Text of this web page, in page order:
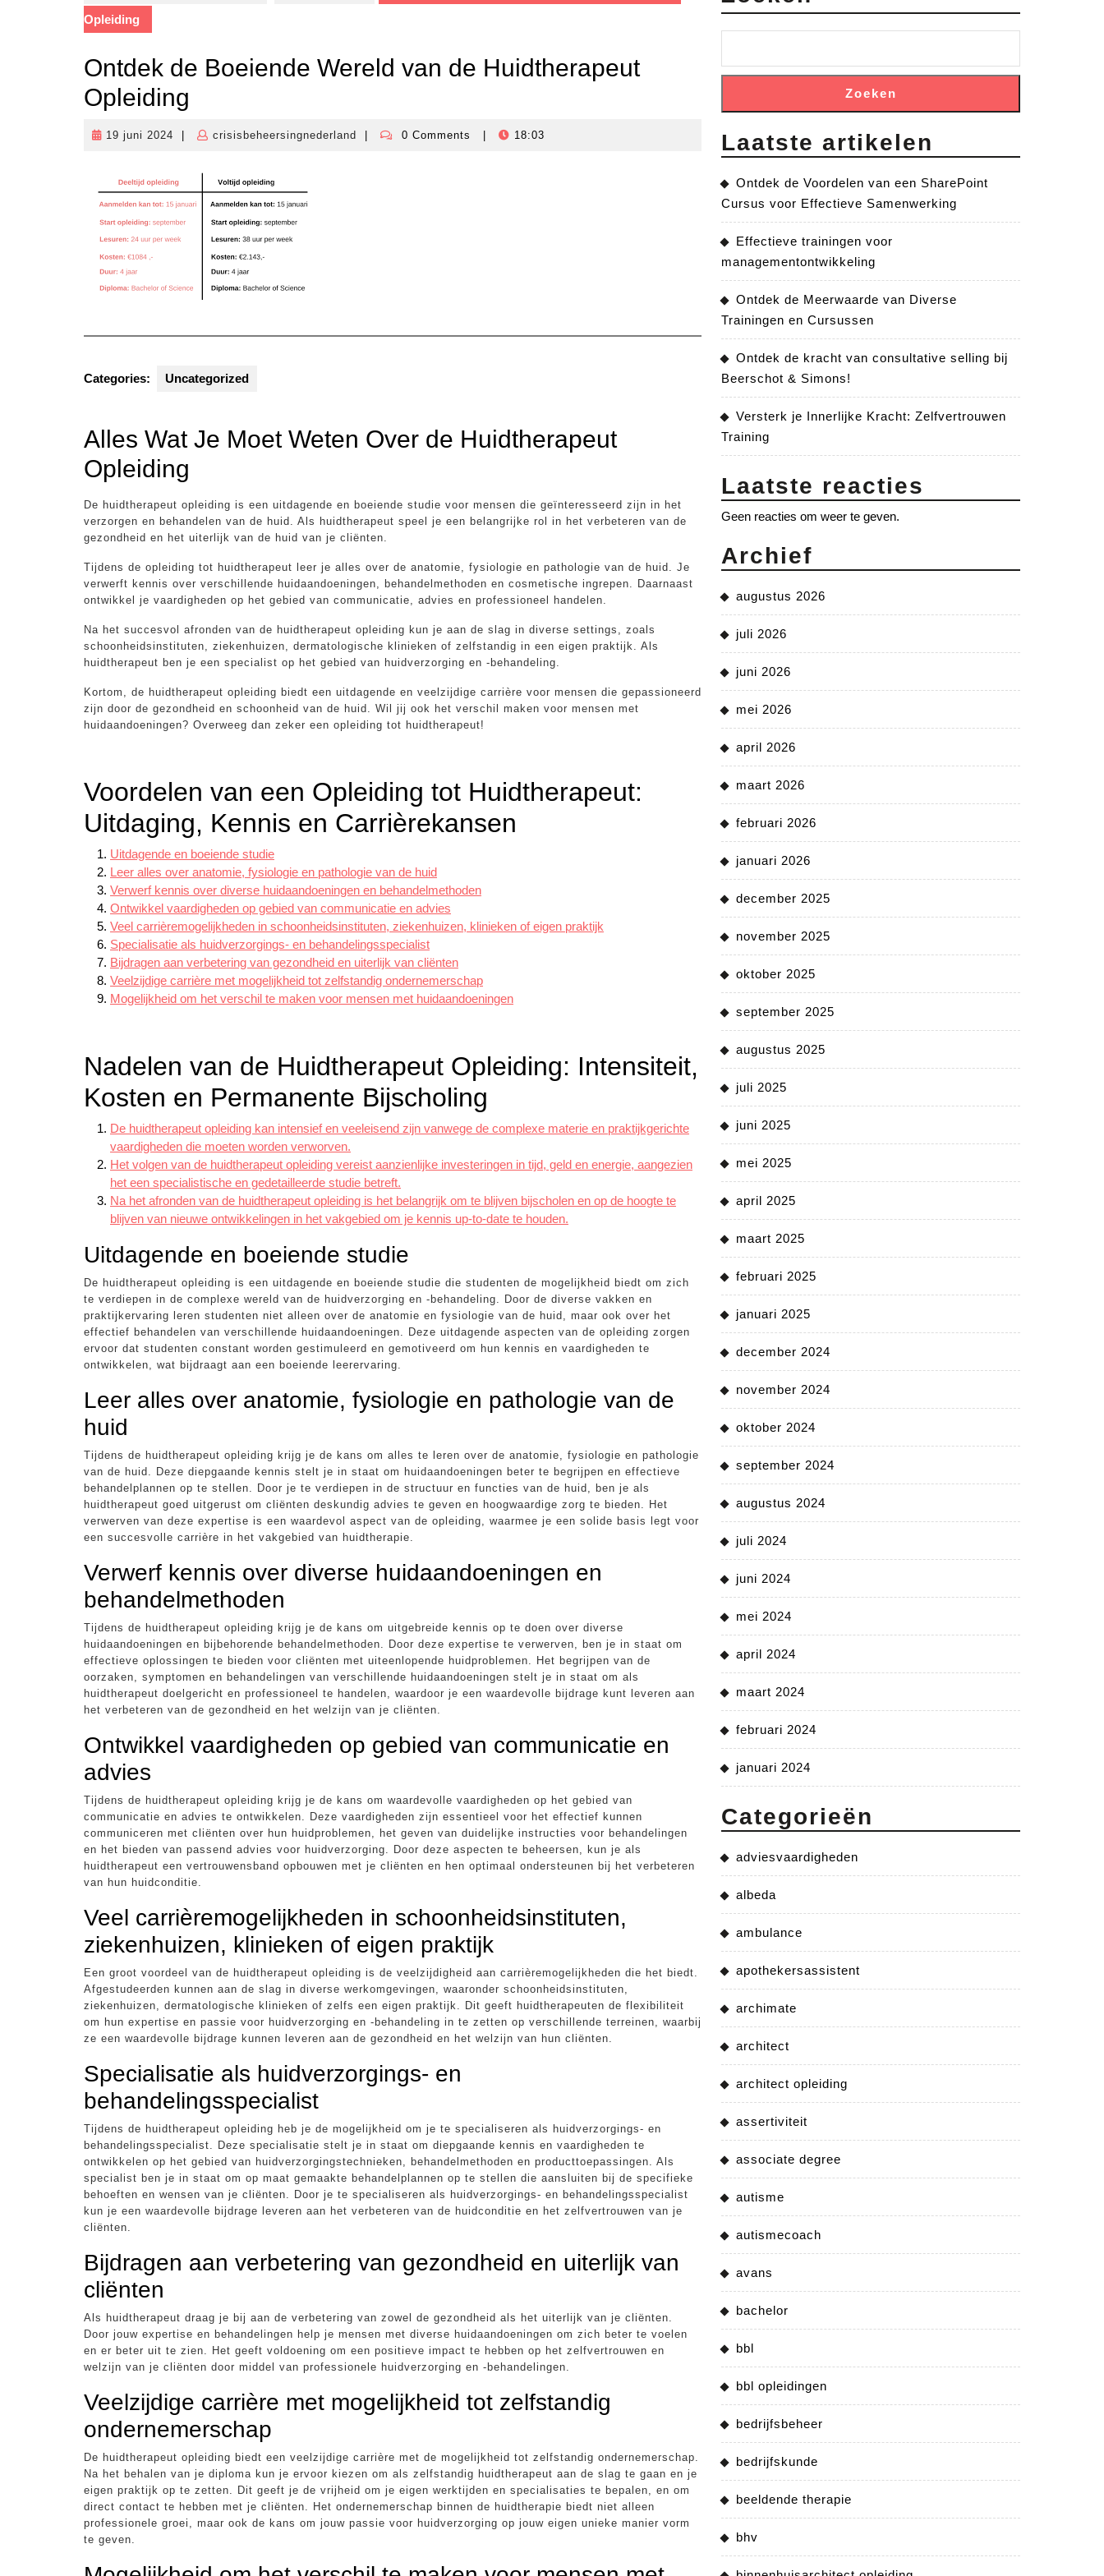
Opleiding
Ontdek de Boeiende Wereld van de Huidtherapeut
Opleiding
19 juni 2024
19
crisisbeheersingnederland
crisisbeheersingnederland
0 Comments 18:03
Categories: Uncategorized
Alles Wat Je Moet Weten Over de Huidtherapeut
Opleiding
De huidtherapeut opleiding is een uitdagende en boeiende studie voor mensen die geïnteresseerd zijn in het
verzorgen en behandelen van de huid. Als huidtherapeut speel je een belangrijke rol in het verbeteren van de
gezondheid en het uiterlijk van de huid van je cliënten.
Tijdens de opleiding tot huidtherapeut leer je alles over de anatomie, fysiologie en pathologie van de huid. Je
verwerft kennis over verschillende huidaandoeningen, behandelmethoden en cosmetische ingrepen. Daarnaast
ontwikkel je vaardigheden op het gebied van communicatie, advies en professioneel handelen.
Na het succesvol afronden van de huidtherapeut opleiding kun je aan de slag in diverse settings, zoals
schoonheidsinstituten, ziekenhuizen, dermatologische klinieken of zelfstandig in een eigen praktijk. Als
huidtherapeut ben je een specialist op het gebied van huidverzorging en -behandeling.
Kortom, de huidtherapeut opleiding biedt een uitdagende en veelzijdige carrière voor mensen die gepassioneerd
zijn door de gezondheid en schoonheid van de huid. Wil jij ook het verschil maken voor mensen met
huidaandoeningen? Overweeg dan zeker een opleiding tot huidtherapeut!
Voordelen van een Opleiding tot Huidtherapeut:
Uitdaging, Kennis en Carrièrekansen
Uitdagende en boeiende studie
Leer alles over anatomie, fysiologie en pathologie van de huid
Verwerf kennis over diverse huidaandoeningen en behandelmethoden
Ontwikkel vaardigheden op gebied van communicatie en advies
Veel carrièremogelijkheden in schoonheidsinstituten, ziekenhuizen, klinieken of eigen praktijk
Specialisatie als huidverzorgings- en behandelingsspecialist
Bijdragen aan verbetering van gezondheid en uiterlijk van cliënten
Veelzijdige carrière met mogelijkheid tot zelfstandig ondernemerschap
Mogelijkheid om het verschil te maken voor mensen met huidaandoeningen
Nadelen van de Huidtherapeut Opleiding: Intensiteit,
Kosten en Permanente Bijscholing
De huidtherapeut opleiding kan intensief en veeleisend zijn vanwege de complexe materie en praktijkgerichte
vaardigheden die moeten worden verworven.
Het volgen van de huidtherapeut opleiding vereist aanzienlijke investeringen in tijd, geld en energie, aangezien
het een specialistische en gedetailleerde studie betreft.
Na het afronden van de huidtherapeut opleiding is het belangrijk om te blijven bijscholen en op de hoogte te
blijven van nieuwe ontwikkelingen in het vakgebied om je kennis up-to-date te houden.
Uitdagende en boeiende studie
De huidtherapeut opleiding is een uitdagende en boeiende studie die studenten de mogelijkheid biedt om zich
te verdiepen in de complexe wereld van de huidverzorging en -behandeling. Door de diverse vakken en
praktijkervaring leren studenten niet alleen over de anatomie en fysiologie van de huid, maar ook over het
effectief behandelen van verschillende huidaandoeningen. Deze uitdagende aspecten van de opleiding zorgen
ervoor dat studenten constant worden gestimuleerd en gemotiveerd om hun kennis en vaardigheden te
ontwikkelen, wat bijdraagt aan een boeiende leerervaring.
Leer alles over anatomie, fysiologie en pathologie van de
huid
Tijdens de huidtherapeut opleiding krijg je de kans om alles te leren over de anatomie, fysiologie en pathologie
van de huid. Deze diepgaande kennis stelt je in staat om huidaandoeningen beter te begrijpen en effectieve
behandelplannen op te stellen. Door je te verdiepen in de structuur en functies van de huid, ben je als
huidtherapeut goed uitgerust om cliënten deskundig advies te geven en hoogwaardige zorg te bieden. Het
verwerven van deze expertise is een waardevol aspect van de opleiding, waarmee je een solide basis legt voor
een succesvolle carrière in het vakgebied van huidtherapie.
Verwerf kennis over diverse huidaandoeningen en
behandelmethoden
Tijdens de huidtherapeut opleiding krijg je de kans om uitgebreide kennis op te doen over diverse
huidaandoeningen en bijbehorende behandelmethoden. Door deze expertise te verwerven, ben je in staat om
effectieve oplossingen te bieden voor cliënten met uiteenlopende huidproblemen. Het begrijpen van de
oorzaken, symptomen en behandelingen van verschillende huidaandoeningen stelt je in staat om als
huidtherapeut doelgericht en professioneel te handelen, waardoor je een waardevolle bijdrage kunt leveren aan
het verbeteren van de gezondheid en het welzijn van je cliënten.
Ontwikkel vaardigheden op gebied van communicatie en
advies
Tijdens de huidtherapeut opleiding krijg je de kans om waardevolle vaardigheden op het gebied van
communicatie en advies te ontwikkelen. Deze vaardigheden zijn essentieel voor het effectief kunnen
communiceren met cliënten over hun huidproblemen, het geven van duidelijke instructies voor behandelingen
en het bieden van passend advies voor huidverzorging. Door deze aspecten te beheersen, kun je als
huidtherapeut een vertrouwensband opbouwen met je cliënten en hen optimaal ondersteunen bij het verbeteren
van hun huidconditie.
Veel carrièremogelijkheden in schoonheidsinstituten,
ziekenhuizen, klinieken of eigen praktijk
Een groot voordeel van de huidtherapeut opleiding is de veelzijdigheid aan carrièremogelijkheden die het biedt.
Afgestudeerden kunnen aan de slag in diverse werkomgevingen, waaronder schoonheidsinstituten,
ziekenhuizen, dermatologische klinieken of zelfs een eigen praktijk. Dit geeft huidtherapeuten de flexibiliteit
om hun expertise en passie voor huidverzorging en -behandeling in te zetten op verschillende terreinen, waarbij
ze een waardevolle bijdrage kunnen leveren aan de gezondheid en het welzijn van hun cliënten.
Specialisatie als huidverzorgings- en
behandelingsspecialist
Tijdens de huidtherapeut opleiding heb je de mogelijkheid om je te specialiseren als huidverzorgings- en
behandelingsspecialist. Deze specialisatie stelt je in staat om diepgaande kennis en vaardigheden te
ontwikkelen op het gebied van huidverzorgingstechnieken, behandelmethoden en producttoepassingen. Als
specialist ben je in staat om op maat gemaakte behandelplannen op te stellen die aansluiten bij de specifieke
behoeften en wensen van je cliënten. Door je te specialiseren als huidverzorgings- en behandelingsspecialist
kun je een waardevolle bijdrage leveren aan het verbeteren van de huidconditie en het zelfvertrouwen van je
cliënten.
Bijdragen aan verbetering van gezondheid en uiterlijk van
cliënten
Als huidtherapeut draag je bij aan de verbetering van zowel de gezondheid als het uiterlijk van je cliënten.
Door jouw expertise en behandelingen help je mensen met diverse huidaandoeningen om zich beter te voelen
en er beter uit te zien. Het geeft voldoening om een positieve impact te hebben op het zelfvertrouwen en
welzijn van je cliënten door middel van professionele huidverzorging en -behandelingen.
Veelzijdige carrière met mogelijkheid tot zelfstandig
ondernemerschap
De huidtherapeut opleiding biedt een veelzijdige carrière met de mogelijkheid tot zelfstandig ondernemerschap.
Na het behalen van je diploma kun je ervoor kiezen om als zelfstandig huidtherapeut aan de slag te gaan en je
eigen praktijk op te zetten. Dit geeft je de vrijheid om je eigen werktijden en specialisaties te bepalen, en om
direct contact te hebben met je cliënten. Het ondernemerschap binnen de huidtherapie biedt niet alleen
professionele groei, maar ook de kans om jouw passie voor huidverzorging op jouw eigen unieke manier vorm
te geven.
Zoeken
Laatste artikelen
Ontdek de Voordelen van een SharePoint
Cursus voor Effectieve Samenwerking
Effectieve trainingen voor
managementontwikkeling
Ontdek de Meerwaarde van Diverse
Trainingen en Cursussen
Ontdek de kracht van consultative selling bij
Beerschot & Simons!
Versterk je Innerlijke Kracht: Zelfvertrouwen
Training
Laatste reacties
Geen reacties om weer te geven.
Archief
augustus 2026
juli 2026
juni 2026
mei 2026
april 2026
maart 2026
februari 2026
januari 2026
december 2025
november 2025
oktober 2025
september 2025
augustus 2025
juli 2025
juni 2025
mei 2025
april 2025
maart 2025
februari 2025
januari 2025
december 2024
november 2024
oktober 2024
september 2024
augustus 2024
juli 2024
juni 2024
mei 2024
april 2024
maart 2024
februari 2024
januari 2024
Categorieën
adviesvaardigheden
albeda
ambulance
apothekersassistent
archimate
architect
architect opleiding
assertiviteit
associate degree
autisme
autismecoach
avans
bachelor
bbl
bbl opleidingen
bedrijfsbeheer
bedrijfskunde
beeldende therapie
bhv